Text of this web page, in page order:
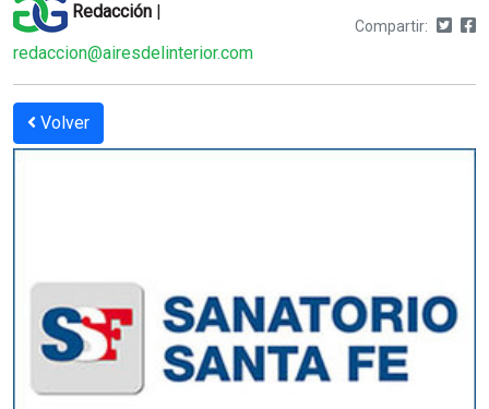
Redacción
redaccion@airesdelinterior.com
Compartir:
Volver